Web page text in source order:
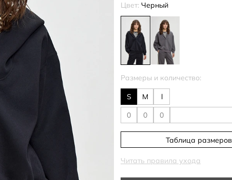
Цвет: Черный
Размеры и количество:
S M l
Таблица размеров
Читать правила ухода